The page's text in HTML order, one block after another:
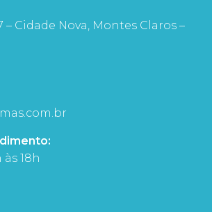
– Cidade Nova, Montes Claros –
às 18h